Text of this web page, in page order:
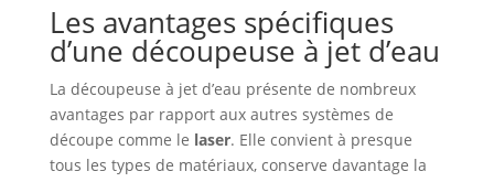
Les avantages spécifiques
d’une découpeuse à jet d’eau
La découpeuse à jet d’eau présente de nombreux
avantages par rapport aux autres systèmes de
découpe comme le laser. Elle convient à presque
tous les types de matériaux, conserve davantage la